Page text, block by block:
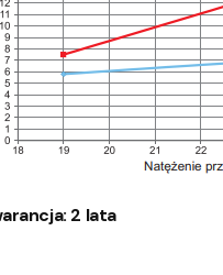
2 lata